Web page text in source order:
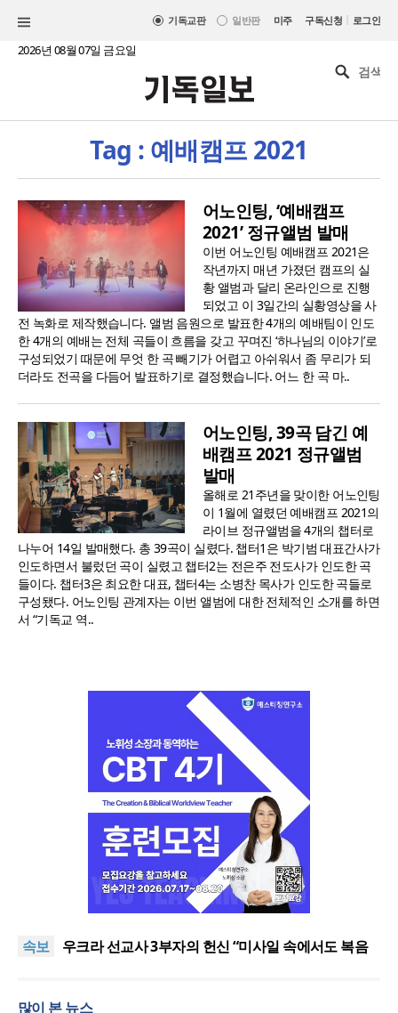
기독교판 일반판 미주 구독신청 | 로그인
2026년 08월 07일 금요일
Tag : 예배캠프 2021
어노인팅, ‘예배캠프
2021’ 정규앨범 발매
이번 어노인팅 예배캠프 2021은
작년까지 매년 가졌던 캠프의 실
황 앨범과 달리 온라인으로 진행
되었고 이 3일간의 실황영상을 사
전 녹화로 제작했습니다. 앨범 음원으로 발표한 4개의 예배팀이 인도
한 4개의 예배는 전체 곡들이 흐름을 갖고 꾸며진 ‘하나님의 이야기’로
구성되었기 때문에 무엇 한 곡 빼기가 어렵고 아쉬워서 좀 무리가 되
더라도 전곡을 다듬어 발표하기로 결정했습니다. 어느 한 곡 마..
어노인팅, 39곡 담긴 예
배캠프 2021 정규앨범
발매
올해로 21주년을 맞이한 어노인팅
이 1월에 열렸던 예배캠프 2021의
라이브 정규앨범을 4개의 챕터로
나누어 14일 발매했다. 총 39곡이 실렸다. 챕터1은 박기범 대표간사가
인도하면서 불렀던 곡이 실렸고 챕터2는 전은주 전도사가 인도한 곡
들이다. 챕터3은 최요한 대표, 챕터4는 소병찬 목사가 인도한 곡들로
구성됐다. 어노인팅 관계자는 이번 앨범에 대한 전체적인 소개를 하면
서 “기독교 역..
속보
[최원호 목사의 영혼의 양식 63] 말씀은 같은데 왜 열
우크라 선교사 3부자의 헌신 “미사일 속에서도 복음
많이 본 뉴스